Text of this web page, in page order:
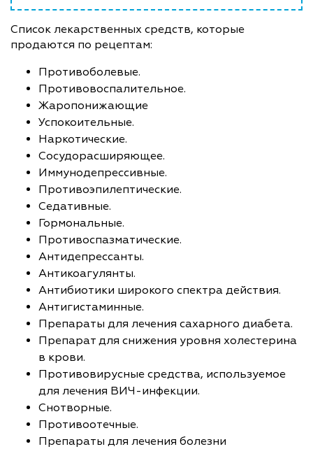
Список лекарственных средств, которые
продаются по рецептам:
Противоболевые.
Противовоспалительное.
Жаропонижающие
Успокоительные.
Наркотические.
Сосудорасширяющее.
Иммунодепрессивные.
Противоэпилептические.
Седативные.
Гормональные.
Противоспазматические.
Антидепрессанты.
Антикоагулянты.
Антибиотики широкого спектра действия.
Антигистаминные.
Препараты для лечения сахарного диабета.
Препарат для снижения уровня холестерина
в крови.
Противовирусные средства, используемое
для лечения ВИЧ-инфекции.
Снотворные.
Противоотечные.
Препараты для лечения болезни